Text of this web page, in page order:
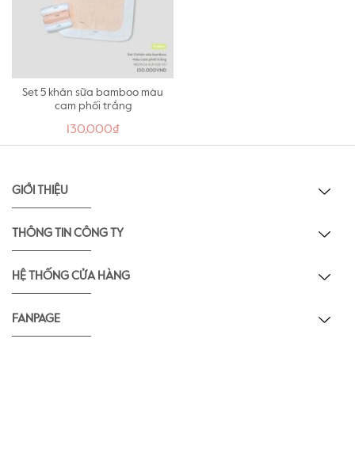
Set 5 khăn sữa bamboo màu
cam phối trắng
130,000₫
GIỚI THIỆU
THÔNG TIN CÔNG TY
HỆ THỐNG CỬA HÀNG
FANPAGE